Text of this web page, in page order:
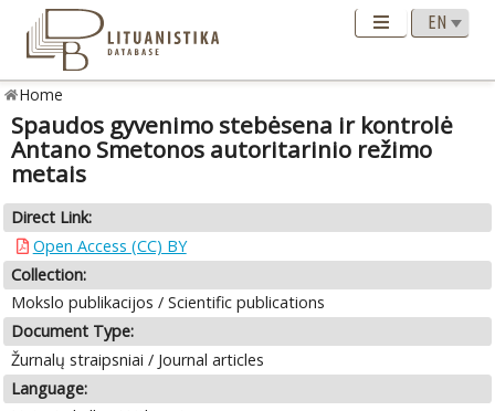
Home
Spaudos gyvenimo stebėsena ir kontrolė
Antano Smetonos autoritarinio režimo
metais
Direct Link:
Open Access (CC) BY
Collection:
Mokslo publikacijos / Scientific publications
Document Type:
Žurnalų straipsniai / Journal articles
Language: